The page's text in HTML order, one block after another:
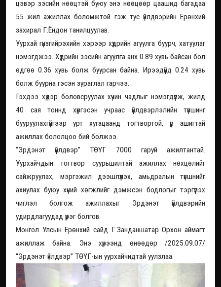
цэвэр зэсийн нөөцтэй буюу энэ нөөцөөр цаашид багадаа
55 жил ажиллах боломжтой гэж тус үйлдвэрийн Ерөнхий
захирал Г.Ёндон танилцуулав.
Уурхай гүнзгийрэхийн хэрээр хүдрийн агуулга буурч, хатуулаг
нэмэгджээ. Хүдрийн зэсийн агуулга анх 0.89 хувь байсан бол
өдгөө 0.36 хувь болж буурсан байна. Ирээдүйд 0.24 хувь
болж буурна гэсэн зураглал гарчээ.
Гэхдээ хүдэр боловсруулах хүчин чадлыг нэмэгдүүлж, жилд
40 сая тоннд хүргэсэн учраас үйлдвэрлэлийн түвшинг
бууруулахгүйгээр урт хугацаанд тогтвортой, үр ашигтай
ажиллах бололцоо бий болжээ.
“Эрдэнэт үйлдвэр” ТӨҮГ 7000 гаруй ажилтантай.
Уурхайчдын тогтвор суурьшилтай ажиллах нөхцөлийг
сайжруулах, мэргэжил дээшлүүлэх, амьдралын түвшнийг
ахиулах буюу хүний хөгжлийг дэмжсэн бодлогыг тэргүүлэх
чиглэл болгож ажиллахыг Эрдэнэт үйлдвэрийн
удирдлагуудад үүрэг болгов.
Монгол Улсын Ерөнхий сайд Г.Занданшатар Орхон аймагт
ажиллаж байна. Энэ хүрээнд өнөөдөр /2025.09.07/
“Эрдэнэт үйлдвэр” ТӨҮГ-ын уурхайчидтай уулзлаа.